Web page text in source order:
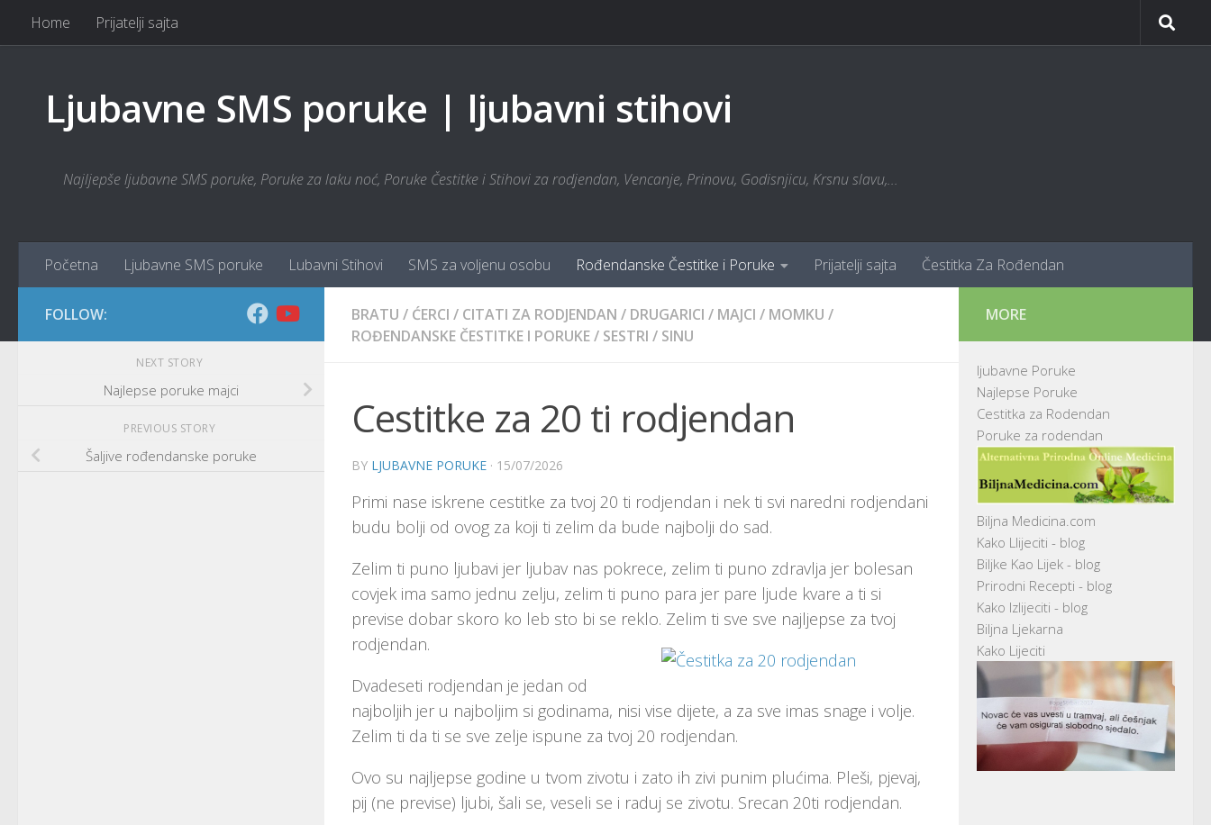
Skip to content
Home Prijatelji sajta
Ljubavne SMS poruke | ljubavni stihovi
Najljepše ljubavne SMS poruke, Poruke za laku noć, Poruke Čestitke i Stihovi za rodjendan, Vencanje, Prinovu, Godisnjicu, Krsnu slavu,...
Početna Ljubavne SMS poruke Lubavni Stihovi SMS za voljenu osobu Rođendanske Čestitke i Poruke Prijatelji sajta Čestitka Za Rođendan
BRATU / ĆERCI / CITATI ZA RODJENDAN / DRUGARICI / MAJCI / MOMKU /
ROĐENDANSKE ČESTITKE I PORUKE/ SESTRI / SINU
Cestitke za 20 ti rodjendan
BY LJUBAVNE PORUKE · 15/07/2026
Primi nase iskrene cestitke za tvoj 20 ti rodjendan i nek ti svi naredni rodjendani
budu bolji od ovog za koji ti zelim da bude najbolji do sad.
Zelim ti puno ljubavi jer ljubav nas pokrece, zelim ti puno zdravlja jer bolesan
covjek ima samo jednu zelju, zelim ti puno para jer pare ljude kvare a ti si
previse dobar skoro ko leb sto bi se reklo. Zelim ti sve sve najljepse za tvoj
rodjendan.
Dvadeseti rodjendan je jedan od
najboljih jer u najboljim si godinama, nisi vise dijete, a za sve imas snage i volje.
Zelim ti da ti se sve zelje ispune za tvoj 20 rodjendan.
Ovo su najljepse godine u tvom zivotu i zato ih zivi punim plućima. Pleši, pjevaj,
pij (ne previse) ljubi, šali se, veseli se i raduj se zivotu. Srecan 20ti rodjendan.
FOLLOW:
NEXT STORY
Najlepse poruke majci
PREVIOUS STORY
Šaljive rođendanske poruke
MORE
ljubavne Poruke
Najlepse Poruke
Cestitka za Rodendan
Poruke za rodendan
Biljna Medicina.com
Kako Llijeciti - blog
Biljke Kao Lijek - blog
Prirodni Recepti - blog
Kako Izlijeciti - blog
Biljna Ljekarna
Kako Lijeciti